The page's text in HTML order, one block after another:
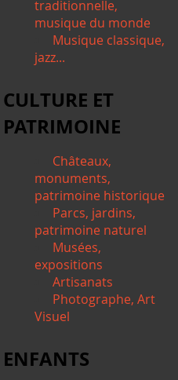
traditionnelle,
musique du monde
Musique classique,
jazz...
CULTURE ET
PATRIMOINE
Châteaux,
monuments,
patrimoine historique
Parcs, jardins,
patrimoine naturel
Musées,
expositions
Artisanats
Photographe, Art
Visuel
ENFANTS